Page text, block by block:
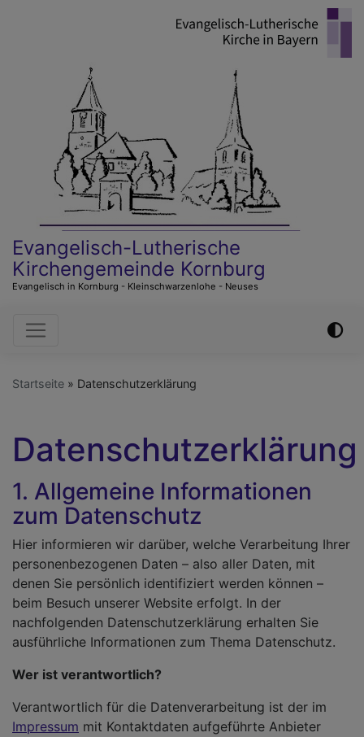
Evangelisch-Lutherische
Kirchengemeinde Kornburg
Evangelisch in Kornburg - Kleinschwarzenlohe - Neuses
Hauptnavigation
Startseite Datenschutzerklärung
Datenschutzerklärung
1. Allgemeine Informationen
zum Datenschutz
Hier informieren wir darüber, welche Verarbeitung Ihrer
personenbezogenen Daten – also aller Daten, mit
denen Sie persönlich identifiziert werden können –
beim Besuch unserer Website erfolgt. In der
nachfolgenden Datenschutzerklärung erhalten Sie
ausführliche Informationen zum Thema Datenschutz.
Wer ist verantwortlich?
Verantwortlich für die Datenverarbeitung ist der im
Impressum mit Kontaktdaten aufgeführte Anbieter